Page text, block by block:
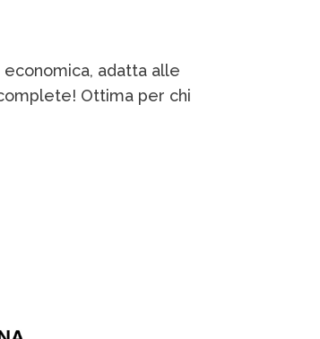
adatta alle
Ottima per chi